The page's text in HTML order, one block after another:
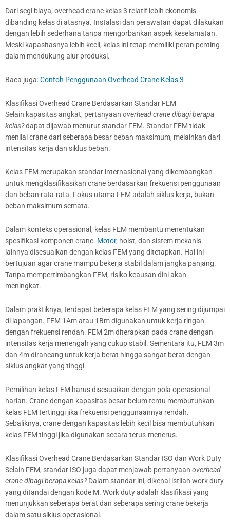
Dari segi biaya, overhead crane kelas 3 relatif lebih ekonomis
dibanding kelas di atasnya. Instalasi dan perawatan dapat dilakukan
dengan lebih sederhana tanpa mengorbankan aspek keselamatan.
Meski kapasitasnya lebih kecil, kelas ini tetap memiliki peran penting
dalam mendukung alur produksi.
Baca juga:Contoh Penggunaan Overhead Crane Kelas 3
Klasifikasi Overhead Crane Berdasarkan Standar FEM
Selain kapasitas angkat, pertanyaan overhead crane dibagi berapa
kelas?dapat dijawab menurut standar FEM. Standar FEM tidak
menilai crane dari seberapa besar beban maksimum, melainkan dari
intensitas kerja dan siklus beban.
Kelas FEM merupakan standar internasional yang dikembangkan
untuk mengklasifikasikan crane berdasarkan frekuensi penggunaan
dan beban rata-rata. Fokus utama FEM adalah siklus kerja, bukan
beban maksimum semata.
Dalam konteks operasional, kelas FEM membantu menentukan
spesifikasi komponen crane. Motor, hoist, dan sistem mekanis
lainnya disesuaikan dengan kelas FEM yang ditetapkan. Hal ini
bertujuan agar crane mampu bekerja stabil dalam jangka panjang.
Tanpa mempertimbangkan FEM, risiko keausan dini akan
meningkat.
Dalam praktiknya, terdapat beberapa kelas FEM yang sering dijumpai
di lapangan. FEM 1Am atau 1Bm digunakan untuk kerja ringan
dengan frekuensi rendah. FEM 2m diterapkan pada crane dengan
intensitas kerja menengah yang cukup stabil. Sementara itu, FEM 3m
dan 4m dirancang untuk kerja berat hingga sangat berat dengan
siklus angkat yang tinggi.
Pemilihan kelas FEM harus disesuaikan dengan pola operasional
harian. Crane dengan kapasitas besar belum tentu membutuhkan
kelas FEM tertinggi jika frekuensi penggunaannya rendah.
Sebaliknya, crane dengan kapasitas lebih kecil bisa membutuhkan
kelas FEM tinggi jika digunakan secara terus-menerus.
Klasifikasi Overhead Crane Berdasarkan Standar ISO dan Work Duty
Selain FEM, standar ISO juga dapat menjawab pertanyaan overhead
crane dibagi berapa kelas?Dalam standar ini, dikenal istilah work duty
yang ditandai dengan kode M. Work duty adalah klasifikasi yang
menunjukkan seberapa berat dan seberapa sering crane bekerja
dalam satu siklus operasional.